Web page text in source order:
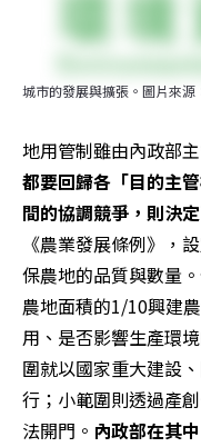
城市的發展與擴張。圖片來源
地用管制雖由內政部
都要回歸各「目的主
間的協調競爭，則決
《農業發展條例》，
保農地的品質與數量
農地面積的1/10興建
用、是否影響生產環
圍就以國家重大建設
行；小範圍則透過產
法開門。 內政部在其